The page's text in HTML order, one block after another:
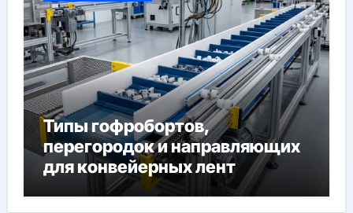
Типы гофробортов,
перегородок и направляющих
для конвейерных лент